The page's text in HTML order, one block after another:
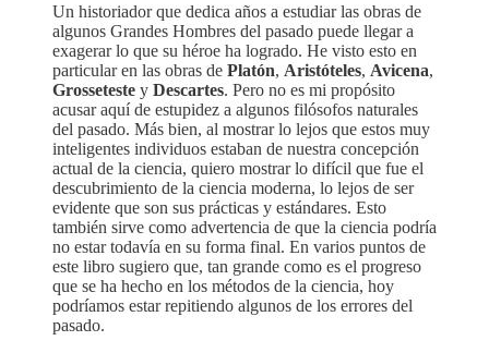
Un historiador que dedica años a estudiar las obras de
algunos Grandes Hombres del pasado puede llegar a
exagerar lo que su héroe ha logrado. He visto esto en
particular en las obras de Platón, Aristóteles, Avicena,
Grosseteste y Descartes. Pero no es mi propósito
acusar aquí de estupidez a algunos filósofos naturales
del pasado. Más bien, al mostrar lo lejos que estos muy
inteligentes individuos estaban de nuestra concepción
actual de la ciencia, quiero mostrar lo difícil que fue el
descubrimiento de la ciencia moderna, lo lejos de ser
evidente que son sus prácticas y estándares. Esto
también sirve como advertencia de que la ciencia podría
no estar todavía en su forma final. En varios puntos de
este libro sugiero que, tan grande como es el progreso
que se ha hecho en los métodos de la ciencia, hoy
podríamos estar repitiendo algunos de los errores del
pasado.